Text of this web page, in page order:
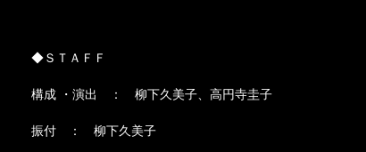
◆ＳＴＡＦＦ
構成 ・演出 ： 柳下久美子、高円寺圭子
振付 ： 柳下久美子